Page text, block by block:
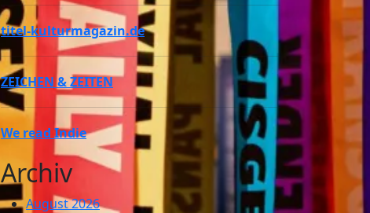
titel-kulturmagazin.de
ZEICHEN & ZEITEN
We read Indie
Archiv
August 2026